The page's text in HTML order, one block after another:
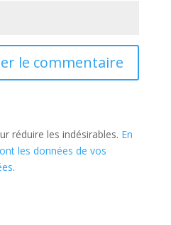
réduire les indésirables. En
les données de vos
.